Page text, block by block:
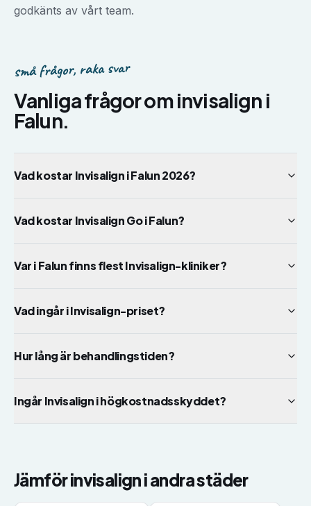
godkänts av vårt team.
små frågor, raka svar
Vanliga frågor ominvisalign i
Falun.
Vad kostar Invisalign i Falun 2026?
Vad kostar Invisalign Go i Falun?
Var i Falun finns flest Invisalign-kliniker?
Vad ingår i Invisalign-priset?
Hur lång är behandlingstiden?
Ingår Invisalign i högkostnadsskyddet?
Jämförinvisaligni andra städer